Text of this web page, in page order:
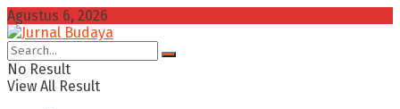
Agustus 6, 2026
No Result
View All Result